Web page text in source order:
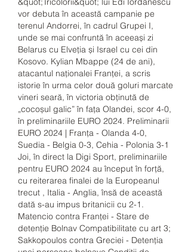
vor debuta în această campanie pe
terenul Andorrei, în cadrul Grupei I,
unde se mai confruntă în aceeași zi
Belarus cu Elveția și Israel cu cei din
Kosovo. Kylian Mbappe (24 de ani),
atacantul naționalei Franței, a scris
istorie în urma celor două goluri marcate
vineri seară, în victoria obținută de
„cocoșul galic” în fața Olandei, scor 4-0,
în preliminariile EURO 2024. Preliminarii
EURO 2024 | Franța - Olanda 4-0,
Suedia - Belgia 0-3, Cehia - Polonia 3-1
Joi, în direct la Digi Sport, preliminariile
pentru EURO 2024 au început în forță,
cu reiterarea finalei de la Europeanul
trecut , Italia - Anglia, însă de această
dată s-au impus britanicii cu 2-1.
Matencio contra Franţei - Stare de
detenţie Bolnav Compatibilitate cu art 3;
Sakkopoulos contra Greciei - Detenţia